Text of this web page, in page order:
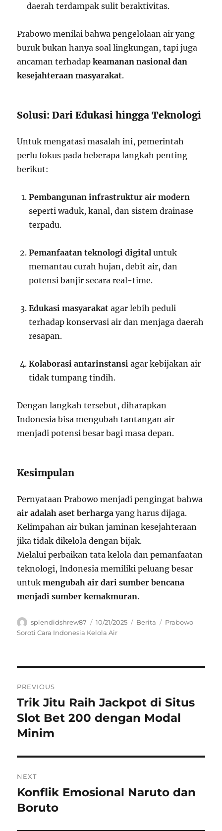
daerah terdampak sulit beraktivitas.
Prabowo menilai bahwa pengelolaan air yang
buruk bukan hanya soal lingkungan, tapi juga
ancaman terhadapkeamanan nasional dan
kesejahteraan masyarakat.
Solusi: Dari Edukasi hingga Teknologi
Untuk mengatasi masalah ini, pemerintah
perlu fokus pada beberapa langkah penting
berikut:
Pembangunan infrastruktur air modern
seperti waduk, kanal, dan sistem drainase
terpadu.
Pemanfaatan teknologi digital untuk
memantau curah hujan, debit air, dan
potensi banjir secara real-time.
Edukasi masyarakat agar lebih peduli
terhadap konservasi air dan menjaga daerah
resapan.
Kolaborasi antarinstansi agar kebijakan air
tidak tumpang tindih.
Dengan langkah tersebut, diharapkan
Indonesia bisa mengubah tantangan air
menjadi potensi besar bagi masa depan.
Kesimpulan
Pernyataan Prabowo menjadi pengingat bahwa
air adalah aset berharga yang harus dijaga.
Kelimpahan air bukan jaminan kesejahteraan
jika tidak dikelola dengan bijak.
Melalui perbaikan tata kelola dan pemanfaatan
teknologi, Indonesia memiliki peluang besar
untukmengubah air dari sumber bencana
menjadi sumber kemakmuran.
Author
splendidshrew87
Posted
on
10/21/2025 Categories
Berita Tags
Prabowo
Soroti Cara Indonesia Kelola Air
pos
PREVIOUS
Previous
post:
Trik Jitu Raih Jackpot di Situs
Slot Bet 200 dengan Modal
Minim
NEXT
Next
post:
Konflik Emosional Naruto dan
Boruto